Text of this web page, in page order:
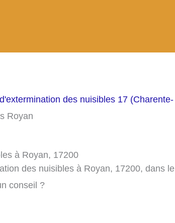
des nuisibles 17 (Charente-
Royan
à Royan, 17200
des nuisibles à Royan, 17200, dans le
conseil ?